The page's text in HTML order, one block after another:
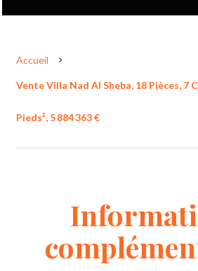
Accueil
Vente Villa Nad Al Sheba, 18 Pièces, 7
Pieds², 5 884 363 €